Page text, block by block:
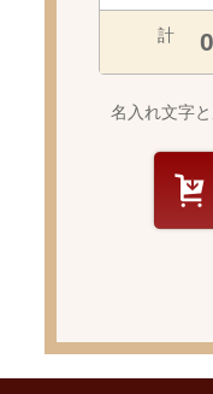
計 0
名入れ文字